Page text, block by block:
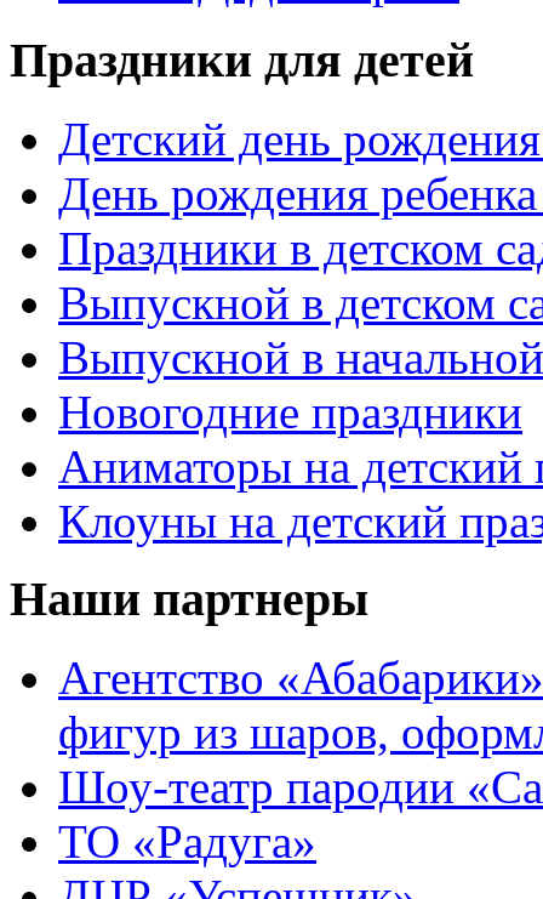
Праздники для детей
Детский день
День рождения
Праздники в детском
Выпускной в детском
Выпускной в
Новогодние праздники
Аниматоры на детский
Клоуны на детский
Наши партнеры
Агентство
фигур из шаров,
Шоу-театр пародии
ТО «Радуга»